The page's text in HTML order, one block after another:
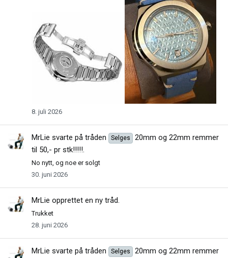
8. juli 2026
MrLie svarte på tråden Selges
20mm og 22mm remmer
til 50,- pr stk!!!!!.
No nytt, og noe er solgt
30. juni 2026
MrLie opprettet en ny tråd.
Trukket
28. juni 2026
MrLie svarte på tråden Selges
20mm og 22mm remmer